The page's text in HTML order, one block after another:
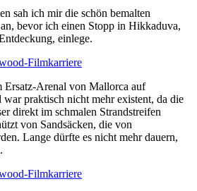
sah ich mir die schön bemalten
bevor ich einen Stopp in Hikkaduva,
einlege.
Ersatz-Arenal von Mallorca auf
war praktisch nicht mehr existent, da die
direkt im schmalen Strandstreifen
von Sandsäcken, die von
Lange dürfte es nicht mehr dauern,